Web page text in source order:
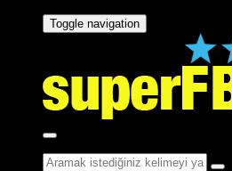
Toggle navigation